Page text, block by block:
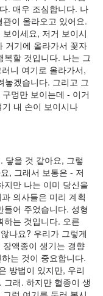
. 매우 조심합니다. 나
이 올라오고 있어요.
이세요, 저거 보이시
거기에 올라가서 꽃자
할 것입니다. 나는 그
니 여기로 올라가서,
놓겠습니다. 그리고 그
멍만 보이는데 - 이거
내 손이 보이시나
닿을 것 같아요, 그렇
, 그래서 보통은 - 저
지만 나는 이미 당신을
의사들은 미리 계획
어 주었습니다. 성형
하는 것입니다. 오른
나요? 우리가 그렇게
액종이 생기는 경향
는 것이 중요합니다.
방법이 있지만, 우리
래. 하지만 혈종이 생